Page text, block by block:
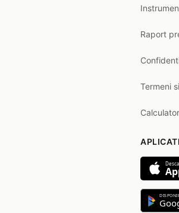
Raport
Termeni